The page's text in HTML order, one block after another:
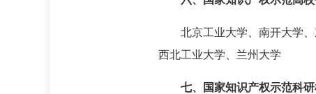
北京工业大学、南开大学
西北工业大学、兰州大学
七、国家知识产权示范科